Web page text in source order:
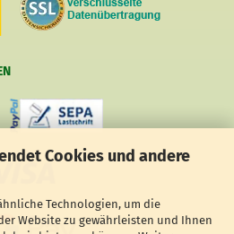
Cookies und andere
Technologien, um die
Website zu gewährleisten und Ihnen